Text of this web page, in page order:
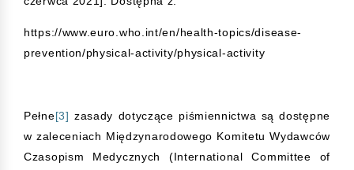
https://www.euro.who.int/en/health-topics/disease-
prevention/physical-activity/physical-activity
Pełne[3] zasady dotyczące piśmiennictwa są dostępne
w zaleceniach Międzynarodowego Komitetu Wydawców
Czasopism Medycznych (International Committee of